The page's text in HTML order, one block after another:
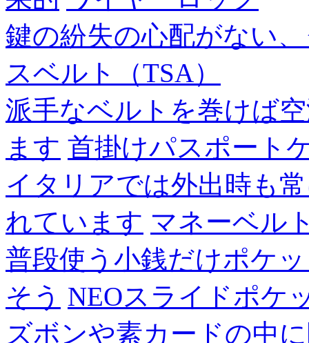
鍵の紛失の心配がない
スベルト（TSA）
派手なベルトを巻けば
ます 首掛けパスポート
イタリアでは外出時も
れています マネーベル
普段使う小銭だけポケ
そう NEOスライドポケ
ズボンや素カードの中